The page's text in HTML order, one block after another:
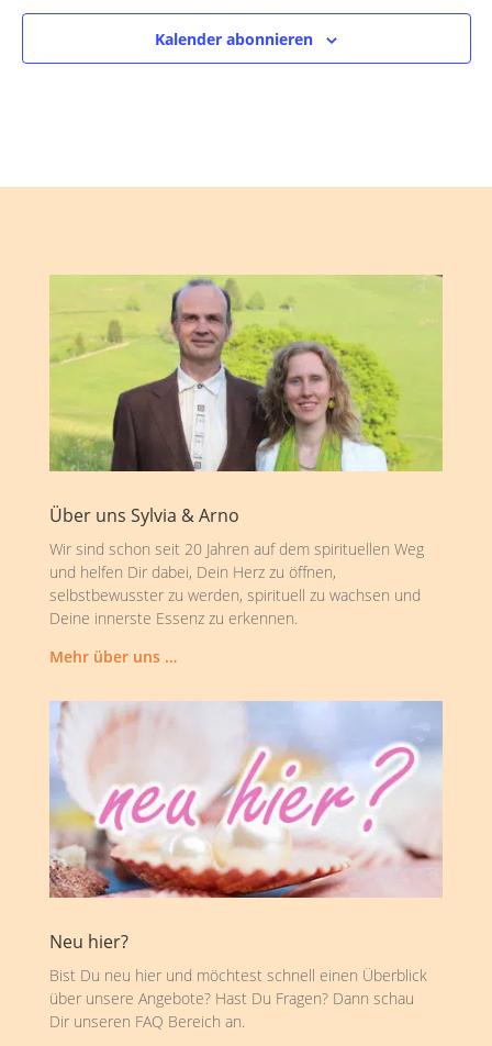
Kalender abonnieren
Über uns Sylvia & Arno
Wir sind schon seit 20 Jahren auf dem spirituellen Weg
und helfen Dir dabei, Dein Herz zu öffnen,
selbstbewusster zu werden, spirituell zu wachsen und
Deine innerste Essenz zu erkennen.
Mehr über uns …
Neu hier?
Bist Du neu hier und möchtest schnell einen Überblick
über unsere Angebote? Hast Du Fragen? Dann schau
Dir unseren FAQ Bereich an.